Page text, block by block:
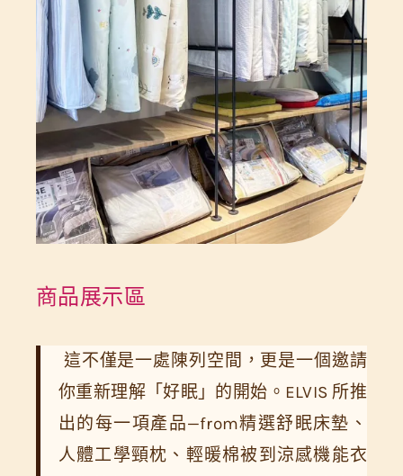
商品展示區
這不僅是一處陳列空間，更是一個邀請
你重新理解「好眠」的開始。ELVIS 所推
出的每一項產品—from精選舒眠床墊、
人體工學頸枕、輕暖棉被到涼感機能衣